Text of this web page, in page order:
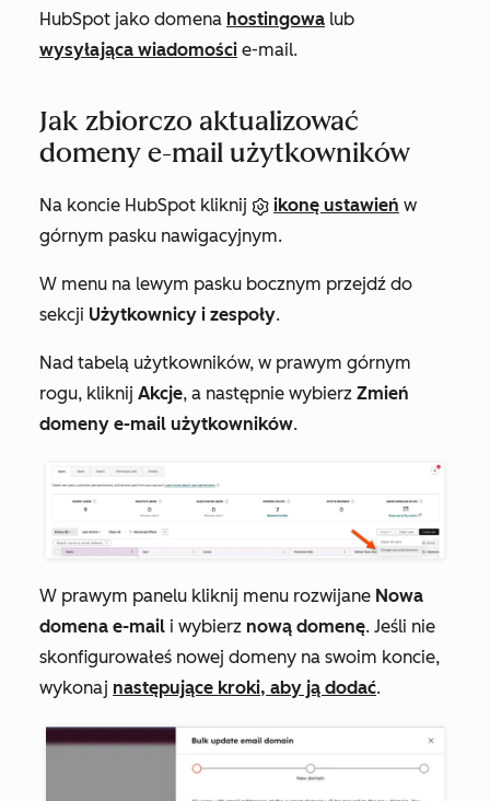
HubSpot jako domena hostingowa lub
wysyłająca wiadomości e-mail.
Jak zbiorczo aktualizować
domeny e-mail użytkowników
Na koncie HubSpot kliknij ikonę ustawień w
górnym pasku nawigacyjnym.
W menu na lewym pasku bocznym przejdź do
sekcji Użytkownicy i zespoły.
Nad tabelą użytkowników, w prawym górnym
rogu, kliknij Akcje, a następnie wybierz Zmień
domeny e-mail użytkowników.
W prawym panelu kliknij menu rozwijane Nowa
domena e-mail i wybierz nową domenę. Jeśli nie
skonfigurowałeś nowej domeny na swoim koncie,
wykonaj następujące kroki, aby ją dodać.